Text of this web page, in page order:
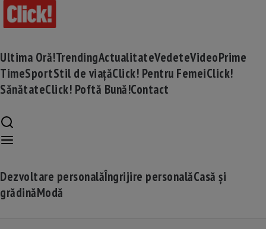
Ultima Oră!TrendingActualitateVedeteVideoPrime
TimeSportStil de viațăClick! Pentru FemeiClick!
SănătateClick! Poftă Bună!Contact
Dezvoltare personalăÎngrijire personalăCasă și
grădinăModă